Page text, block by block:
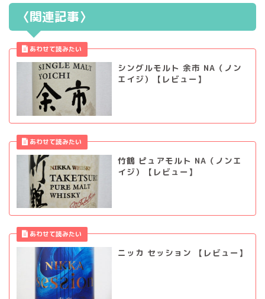
〈関連記事〉
シングルモルト 余市 NA（ノン
エイジ）【レビュー】
竹鶴 ピュアモルト NA（ノンエ
イジ）【レビュー】
ニッカ セッション 【レビュー】